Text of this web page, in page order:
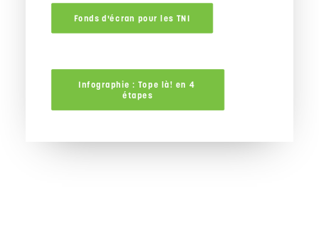
Fonds d'écran pour les TNI
Infographie : Tope là! en 4
étapes